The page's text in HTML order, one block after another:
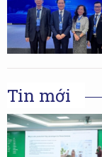
Tin mới